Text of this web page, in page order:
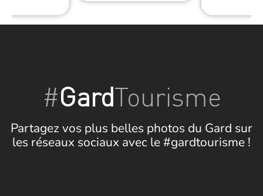
#GardTourisme
Partagez vos plus belles photos du Gard sur
les réseaux sociaux avec le #gardtourisme !